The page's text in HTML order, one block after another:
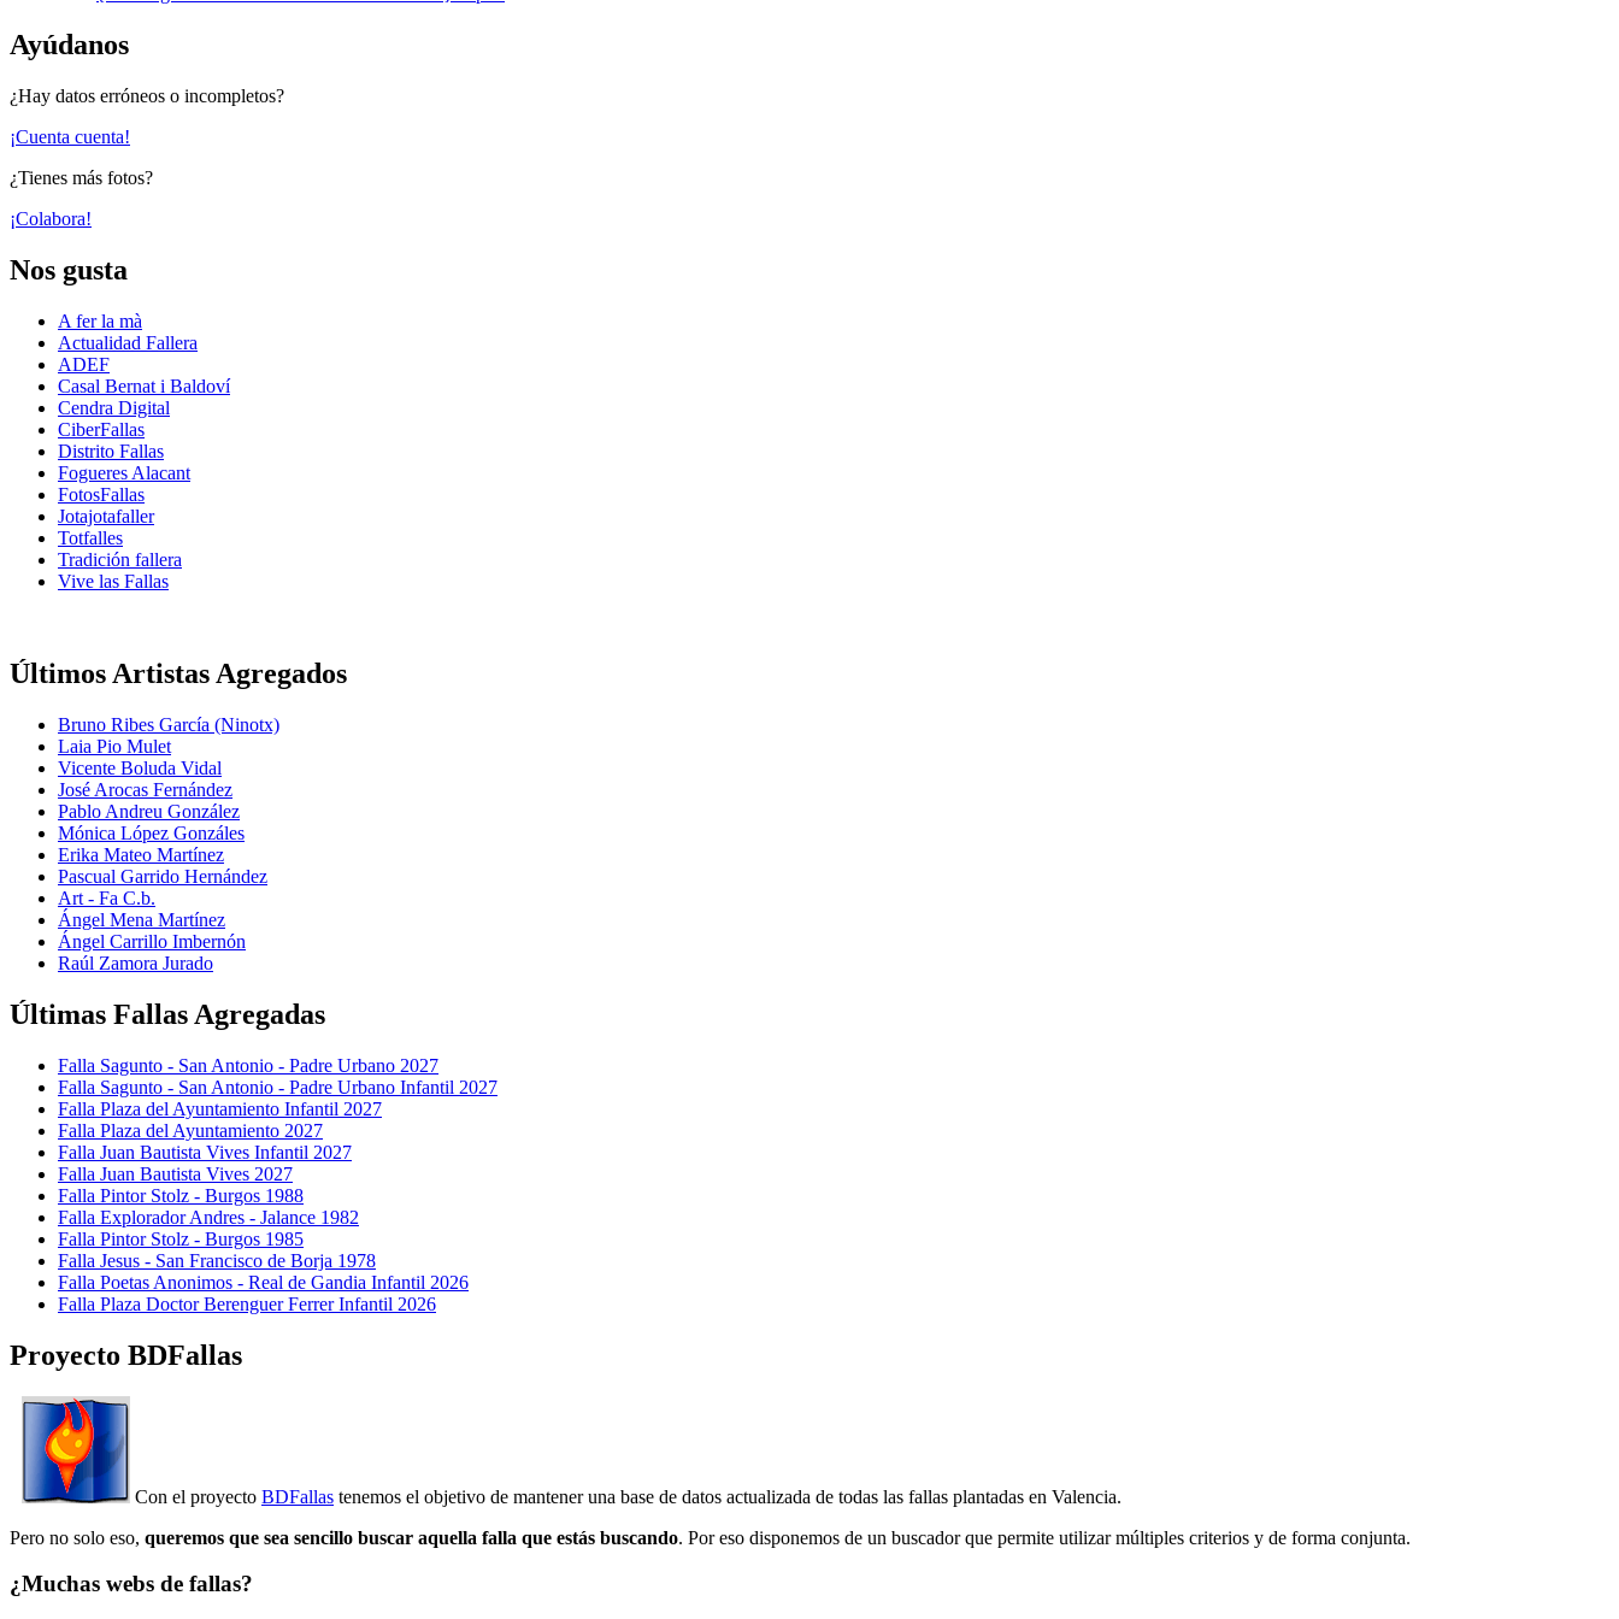
Ayúdanos
¿Hay datos erróneos o incompletos?
¡Cuenta cuenta!
¿Tienes más fotos?
¡Colabora!
Nos gusta
A fer la mà
Actualidad Fallera
ADEF
Casal Bernat i Baldoví
Cendra Digital
CiberFallas
Distrito Fallas
Fogueres Alacant
FotosFallas
Jotajotafaller
Totfalles
Tradición fallera
Vive las Fallas
Últimos Artistas Agregados
Bruno Ribes García (Ninotx)
Laia Pio Mulet
Vicente Boluda Vidal
José Arocas Fernández
Pablo Andreu González
Mónica López Gonzáles
Erika Mateo Martínez
Pascual Garrido Hernández
Art - Fa C.b.
Ángel Mena Martínez
Ángel Carrillo Imbernón
Raúl Zamora Jurado
Últimas Fallas Agregadas
Falla Sagunto - San Antonio - Padre Urbano 2027
Falla Sagunto - San Antonio - Padre Urbano Infantil 2027
Falla Plaza del Ayuntamiento Infantil 2027
Falla Plaza del Ayuntamiento 2027
Falla Juan Bautista Vives Infantil 2027
Falla Juan Bautista Vives 2027
Falla Pintor Stolz - Burgos 1988
Falla Explorador Andres - Jalance 1982
Falla Pintor Stolz - Burgos 1985
Falla Jesus - San Francisco de Borja 1978
Falla Poetas Anonimos - Real de Gandia Infantil 2026
Falla Plaza Doctor Berenguer Ferrer Infantil 2026
Proyecto BDFallas
Con el proyecto BDFallas tenemos el objetivo de mantener una base de datos actualizada de todas las fallas plantadas en Valencia.
Pero no solo eso, queremos que sea sencillo buscar aquella falla que estás buscando. Por eso disponemos de un buscador que permite utilizar múltiples criterios y de forma conjunta.
¿Muchas webs de fallas?